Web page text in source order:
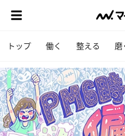
トップ 働く 整える 磨